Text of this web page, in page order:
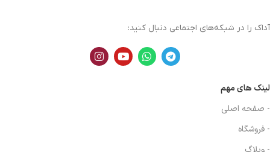
آداک را در شبکه‌های اجتماعی دنبال کنید:
لینک های مهم
- صفحه اصلی
- فروشگاه